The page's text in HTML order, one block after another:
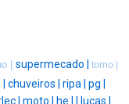
| supermecado | torno |
chuveiros | ripa | pg |
| moto | he |
lucas |